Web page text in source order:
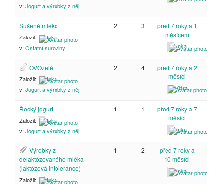
v: Jogurt a výrobky z něj
Sušené mléko
Založil:
Inka
v: Ostatní suroviny
2 3
před 7 roky a 1
měsícem
Inka
OVOželé
Založil:
Inka
v: Jogurt a výrobky z něj
2 4
před 7 roky a 2
měsíci
Klára
Řecký jogurt
Založil:
Inka
v: Jogurt a výrobky z něj
1 1
před 7 roky a 7
měsíci
Inka
Výrobky z
delaktózovaného mléka
(laktózová intolerance)
Založil:
Inka
1 2
před 7 roky a
10 měsíci
Inka